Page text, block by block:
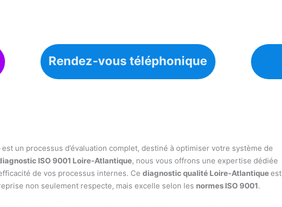
Rendez-vous téléphonique
est un processus d’évaluation complet, destiné à optimiser votre système de
ISO 9001 Loire-Atlantique, nous vous offrons une expertise dédiée
de vos processus internes. Cediagnostic qualité Loire-Atlantique est
non seulement respecte, mais excelle selon les normes ISO 9001.